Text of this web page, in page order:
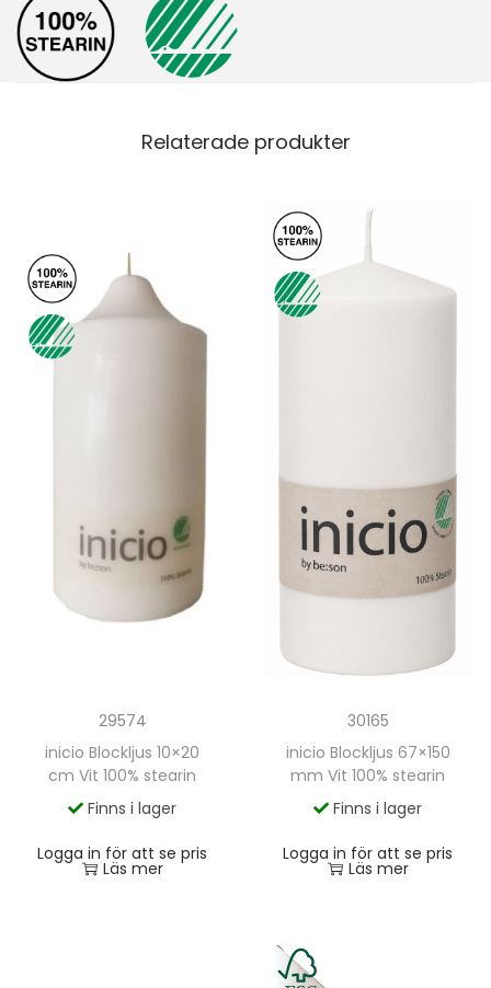
Relaterade produkter
29574
inicio Blockljus 10×20
cm Vit 100% stearin
Finns i lager
Logga in för att se pris
Läs mer
30165
inicio Blockljus 67×150
mm Vit 100% stearin
Finns i lager
Logga in för att se pris
Läs mer